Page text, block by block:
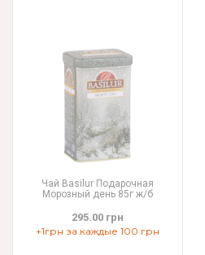
Чай Basilur Подарочная
Морозный день 85г ж/б
295.00 грн
+1грн за каждые 100 грн